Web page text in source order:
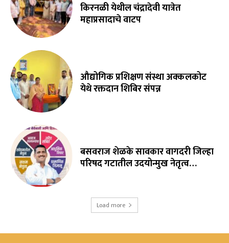
किरनळी येथील चंद्रादेवी यात्रेत
महाप्रसादाचे वाटप
औद्योगिक प्रशिक्षण संस्था अक्कलकोट
येथे रक्तदान शिबिर संपन्न
बसवराज शेळके सावकार वागदरी जिल्हा
परिषद गटातील उदयोन्मुख नेतृत्व…
Load more